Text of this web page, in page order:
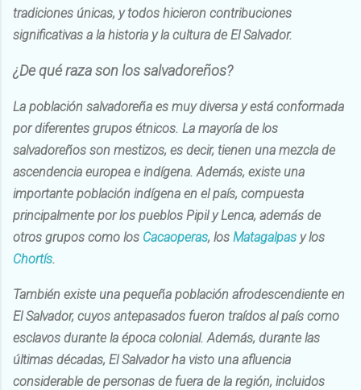
tradiciones únicas, y todos hicieron contribuciones
significativas a la historia y la cultura de El Salvador.
¿De qué raza son los salvadoreños?
La población salvadoreña es muy diversa y está conformada
por diferentes grupos étnicos. La mayoría de los
salvadoreños son mestizos, es decir, tienen una mezcla de
ascendencia europea e indígena. Además, existe una
importante población indígena en el país, compuesta
principalmente por los pueblos Pipil y Lenca, además de
otros grupos como los Cacaoperas, los Matagalpas y los
Chortís.
También existe una pequeña población afrodescendiente en
El Salvador, cuyos antepasados fueron traídos al país como
esclavos durante la época colonial. Además, durante las
últimas décadas, El Salvador ha visto una afluencia
considerable de personas de fuera de la región, incluidos